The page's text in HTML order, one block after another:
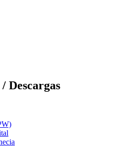
Descargas